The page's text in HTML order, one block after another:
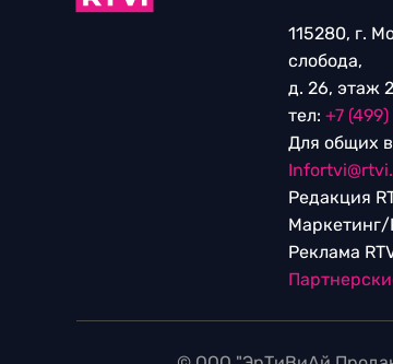
115280, г.
слобода,
д. 26, этаж 2
тел: +7
Для общих
Редакция
Маркетинг/
Реклама